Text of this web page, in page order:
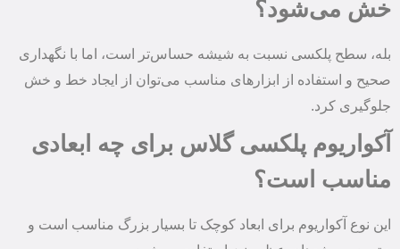
خش می‌شود؟
بله، سطح پلکسی نسبت به شیشه حساس‌تر است، اما با نگهداری
صحیح و استفاده از ابزارهای مناسب می‌توان از ایجاد خط و خش
جلوگیری کرد.
آکواریوم پلکسی گلاس برای چه ابعادی
مناسب است؟
این نوع آکواریوم برای ابعاد کوچک تا بسیار بزرگ مناسب است و